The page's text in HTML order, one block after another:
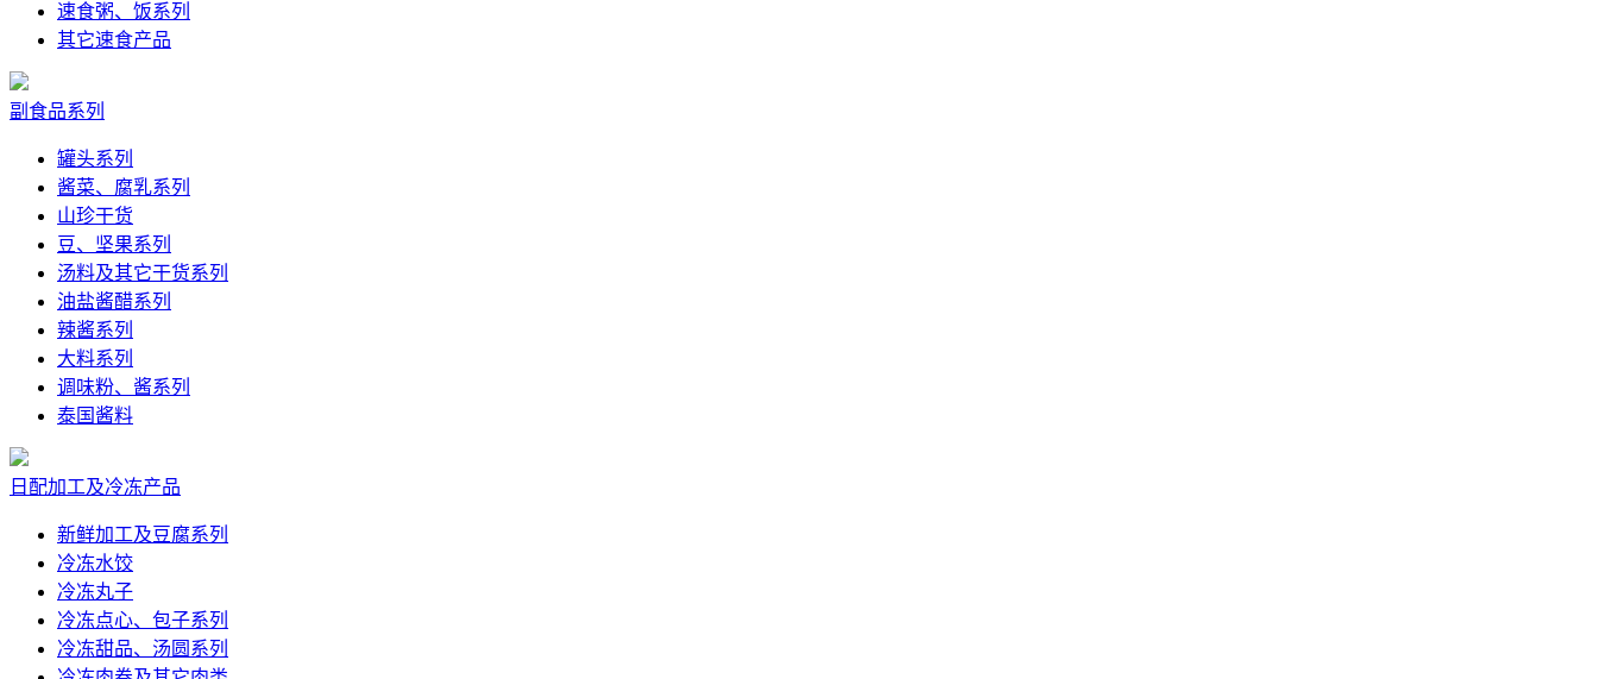
速食粥、饭系列
其它速食产品
副食品系列
罐头系列
酱菜、腐乳系列
山珍干货
豆、坚果系列
汤料及其它干货系列
油盐酱醋系列
辣酱系列
大料系列
调味粉、酱系列
泰国酱料
日配加工及冷冻产品
新鲜加工及豆腐系列
冷冻水饺
冷冻丸子
冷冻点心、包子系列
冷冻甜品、汤圆系列